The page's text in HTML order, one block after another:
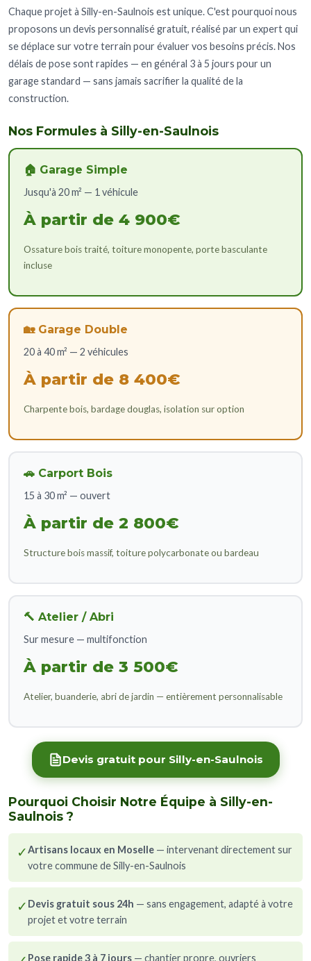
Chaque projet à Silly-en-Saulnois est unique. C'est pourquoi nous
proposons un devis personnalisé gratuit, réalisé par un expert qui
se déplace sur votre terrain pour évaluer vos besoins précis. Nos
délais de pose sont rapides — en général 3 à 5 jours pour un
garage standard — sans jamais sacrifier la qualité de la
construction.
Nos Formules à Silly-en-Saulnois
🏠 Garage Simple
Jusqu'à 20 m² — 1 véhicule
À partir de 4 900€
Ossature bois traité, toiture monopente, porte basculante
incluse
🏡 Garage Double
20 à 40 m² — 2 véhicules
À partir de 8 400€
Charpente bois, bardage douglas, isolation sur option
🚗 Carport Bois
15 à 30 m² — ouvert
À partir de 2 800€
Structure bois massif, toiture polycarbonate ou bardeau
🔨 Atelier / Abri
Sur mesure — multifonction
À partir de 3 500€
Atelier, buanderie, abri de jardin — entièrement personnalisable
Devis gratuit pour Silly-en-Saulnois
Pourquoi Choisir Notre Équipe à Silly-en-
Saulnois ?
✓Artisans locaux en Moselle — intervenant directement sur
votre commune de Silly-en-Saulnois
✓ Devis gratuit sous 24h — sans engagement, adapté à votre
projet et votre terrain
Pose rapide 3 à 7 jours — chantier propre, ouvriers